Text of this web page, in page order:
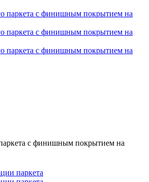
с финишным покрытием на